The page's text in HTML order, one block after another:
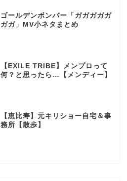
ゴールデンボンバー「ガガガガガ
ガガ」MV小ネタまとめ
【EXILE TRIBE】メンプロって
何？と思ったら…【メンディー】
【恵比寿】元キリショー自宅＆事
務所【散歩】